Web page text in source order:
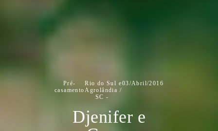
Pré-
casamento
Rio do Sul e
Agrolândia /
SC
03/Abril/2016
Djenifer e